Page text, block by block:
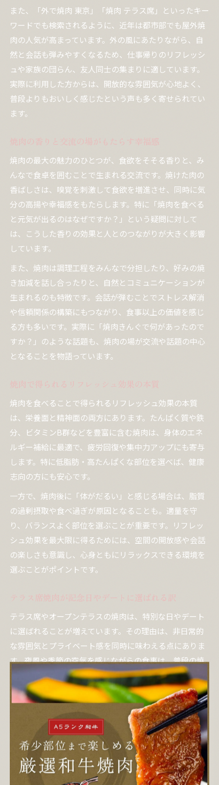
また、「外で焼肉 東京」「焼肉 テラス席」といったキー
ワードでも検索されるように、近年は都市部でも屋外焼
肉の人気が高まっています。外の風にあたりながら、自
然と会話も弾みやすくなるため、仕事帰りのリフレッシ
ュや家族の団らん、友人同士の集まりに適しています。
実際に利用した方からは、開放的な雰囲気が心地よく、
普段よりもおいしく感じたという声も多く寄せられてい
ます。
焼肉の香りと交流の場がもたらす幸福感
焼肉の最大の魅力のひとつが、食欲をそそる香りと、み
んなで食卓を囲むことで生まれる交流です。焼けた肉の
香ばしさは、嗅覚を刺激して食欲を増進させ、同時に気
分の高揚や幸福感をもたらします。特に「焼肉を食べる
と元気が出るのはなぜですか？」という疑問に対して
は、こうした香りの効果と人とのつながりが大きく影響
しています。
また、焼肉は調理工程をみんなで分担したり、好みの焼
き加減を話し合ったりと、自然とコミュニケーションが
生まれるのも特徴です。会話が弾むことでストレス解消
や信頼関係の構築にもつながり、食事以上の価値を感じ
る方も多いです。実際に「焼肉きんぐで何があったので
すか？」のような話題も、焼肉の場が交流や話題の中心
となることを物語っています。
焼肉で得られるリフレッシュ効果の本質
焼肉を食べることで得られるリフレッシュ効果の本質
は、栄養面と精神面の両方にあります。たんぱく質や鉄
分、ビタミンB群などを豊富に含む焼肉は、身体のエネ
ルギー補給に最適で、疲労回復や集中力アップにも寄与
します。特に低脂肪・高たんぱくな部位を選べば、健康
志向の方にも安心です。
一方で、焼肉後に「体がだるい」と感じる場合は、脂質
の過剰摂取や食べ過ぎが原因となることも。適量を守
り、バランスよく部位を選ぶことが重要です。リフレッ
シュ効果を最大限に得るためには、空間の開放感や会話
の楽しさも意識し、心身ともにリラックスできる環境を
選ぶことがポイントです。
テラス席焼肉が記念日やデートに選ばれる訳
テラス席やオープンテラスの焼肉は、特別な日やデート
に選ばれることが増えています。その理由は、非日常的
な雰囲気とプライベート感を同時に味わえる点にありま
す。夜風や季節の空気を感じながらの食事は、普段の焼
肉よりも一層記憶に残る体験となりやすいです。
「デート やきにく なぜ？」といった検索が多いのも、焼
肉が緊張をほぐしやすく、自然体で会話を楽しめる場と
して認知されている証拠です。記念日や大切な人との時
間を過ごす際には、騒がしすぎない落ち着いたテラス席
を選ぶことで、より一層思い出深いひとときが演出でき
ます。実際に利用した方の声として、「開放的な空間で